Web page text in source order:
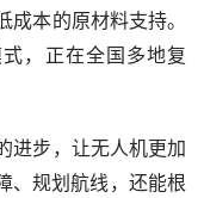
本的原材料支持。
，正在全国多地复
进步，让无人机更加
、规划航线，还能根